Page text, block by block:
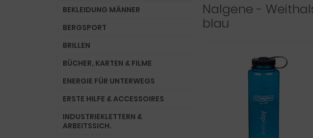
Nalgene -
blau
BEKLEIDUNG MÄNNER
BERGSPORT
BRILLEN
BÜCHER, KARTEN & FILME
ENERGIE FÜR UNTERWEGS
ERSTE HILFE & ACCESSOIRES
INDUSTRIEKLETTERN &
ARBEITSSICH.